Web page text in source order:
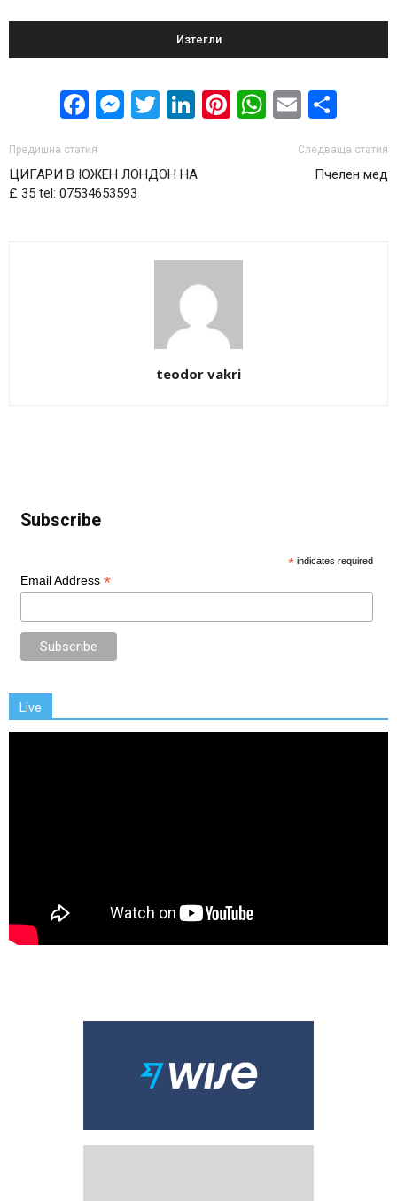
Изтегли
Facebook
Messenger
Twitter
LinkedIn
Pinterest
WhatsApp
Email
Предишна статия
ЦИГАРИ В ЮЖЕН ЛОНДОН НА
£ 35 tel: 07534653593
Следваща статия
Пчелен мед
teodor vakri
Subscribe
* indicates required
Email Address *
Live